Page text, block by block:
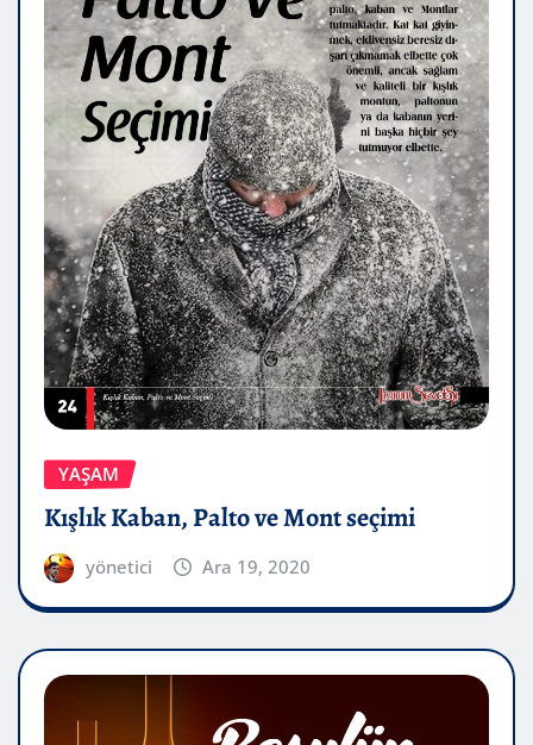
YAŞAM
Kışlık Kaban, Palto ve Mont seçimi
yönetici Ara 19, 2020